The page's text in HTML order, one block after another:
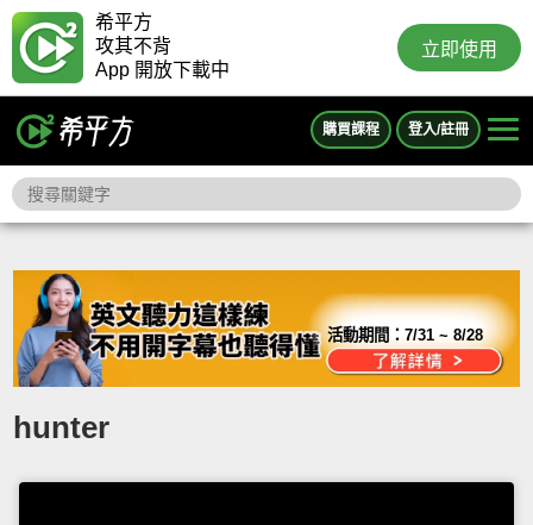
希平方
攻其不背
App 開放下載中
立即使用
購買課程 登入/註冊
活動期間：7/31 ~ 8/28
hunter